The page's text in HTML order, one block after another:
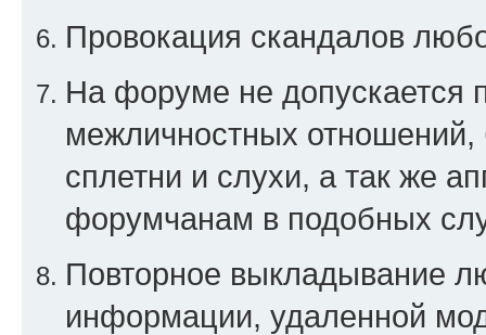
Провокация скандалов
На форуме не допускается
межличностных отношений,
сплетни и слухи, а так же
форумчанам в подобных
Повторное выкладывание
информации, удаленной